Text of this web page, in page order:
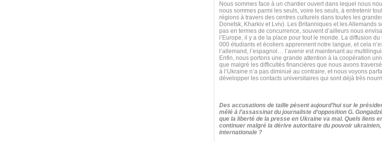
Nous sommes face à un chantier ouvert dans lequel nous
nous sommes parmi les seuls, voire les seuls, à entretenir
régions à travers des centres culturels dans toutes les
Donetsk, Kharkiv et Lviv). Les Britanniques et les Allemands
pas en termes de concurrence, souvent d’ailleurs nous
l’Europe, il y a de la place pour tout le monde. La diffusion
000 étudiants et écoliers apprennent notre langue, et cela
l’allemand, l’espagnol… l’avenir est maintenant au
Enfin, nous portons une grande attention à la coopération
que malgré les difficultés financières que nous avons
à l’Ukraine n’a pas diminué au contraire, et nous voyons
développer les contacts universitaires qui sont déjà très
Des accusations de taille pèsent aujourd’hui sur le
mêlé à l’assassinat du journaliste d’opposition G.
que la liberté de la presse en Ukraine va mal. Quels liens
continuer malgré la dérive autoritaire du pouvoir
internationale ?